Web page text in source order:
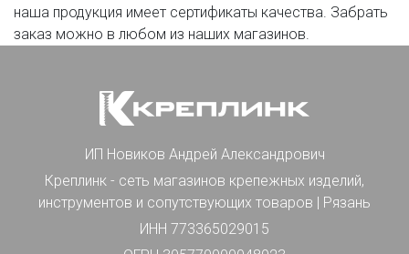
наша продукция имеет сертификаты качества. Забрать
заказ можно в любом из наших магазинов.
ИП Новиков Андрей Александрович
Креплинк - сеть магазинов крепежных изделий,
инструментов и сопутствующих товаров | Рязань
ИНН 773365029015